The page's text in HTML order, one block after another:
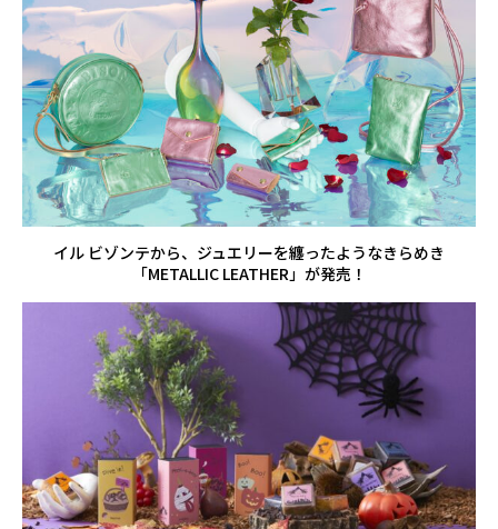
イル ビゾンテから、ジュエリーを纏ったようなきらめき
「METALLIC LEATHER」が発売！